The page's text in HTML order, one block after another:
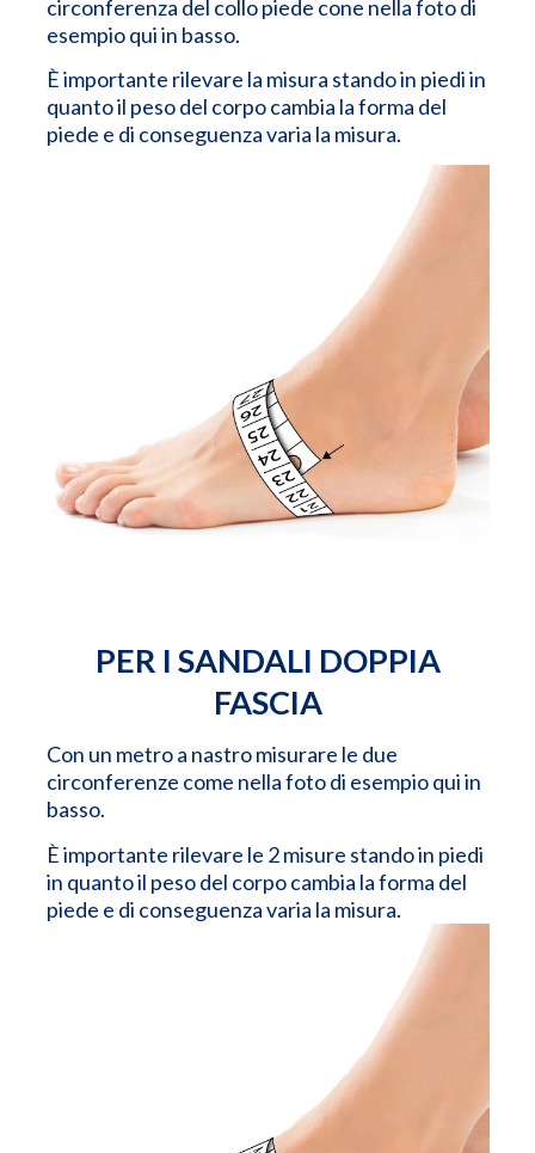
circonferenza del collo piede cone nella foto di
esempio qui in basso.
È importante rilevare la misura stando in piedi in
quanto il peso del corpo cambia la forma del
piede e di conseguenza varia la misura.
PER I SANDALI DOPPIA
FASCIA
Con un metro a nastro misurare le due
circonferenze come nella foto di esempio qui in
basso.
È importante rilevare le 2 misure stando in piedi
in quanto il peso del corpo cambia la forma del
piede e di conseguenza varia la misura.